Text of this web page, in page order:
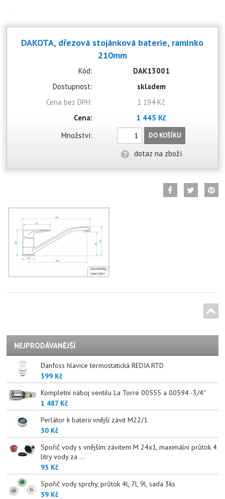
DAKOTA, dřezová stojánková baterie, ramínko
210mm
Kód:
DAK13001
Dostupnost:
skladem
Cena bez DPH:
1 194 Kč
Cena:
1 445 Kč
Množství:
DO KOŠÍKU
dotaz na zboží
NEJPRODÁVANĚJŠÍ
Danfoss hlavice termostatická REDIA RTD
399 Kč
Kompletní náboj ventilu La Torre 00555 a 00594 -3/4"
1 487 Kč
Perlátor k baterii vnější závit M22/1
30 Kč
Spořič vody s vnějším závitem M 24x1, maximální průtok 4
litry vody za ...
95 Kč
Spořič vody sprchy, průtok 4l, 7l, 9l, sada 3ks
59 Kč